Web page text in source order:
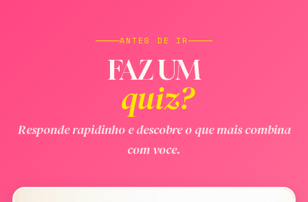
ANTES DE IR
FAZ UM
quiz?
Responde rapidinho e descobre o que mais combina
com voce.